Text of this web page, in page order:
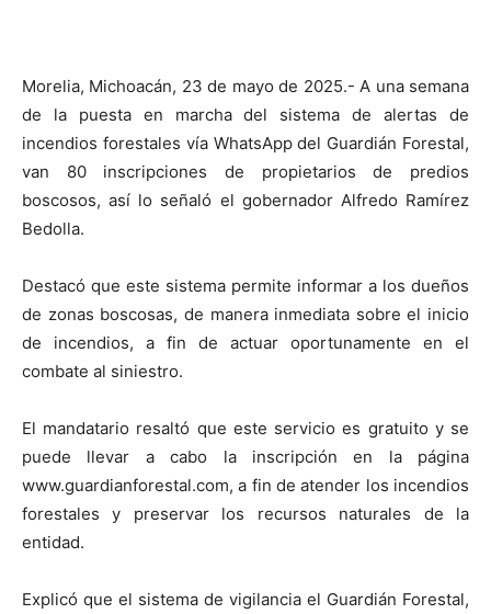
Morelia, Michoacán, 23 de mayo de 2025.- A una semana
de la puesta en marcha del sistema de alertas de
incendios forestales vía WhatsApp del Guardián Forestal,
van 80 inscripciones de propietarios de predios
boscosos, así lo señaló el gobernador Alfredo Ramírez
Bedolla.
Destacó que este sistema permite informar a los dueños
de zonas boscosas, de manera inmediata sobre el inicio
de incendios, a fin de actuar oportunamente en el
combate al siniestro.
El mandatario resaltó que este servicio es gratuito y se
puede llevar a cabo la inscripción en la página
www.guardianforestal.com, a fin de atender los incendios
forestales y preservar los recursos naturales de la
entidad.
Explicó que el sistema de vigilancia el Guardián Forestal,